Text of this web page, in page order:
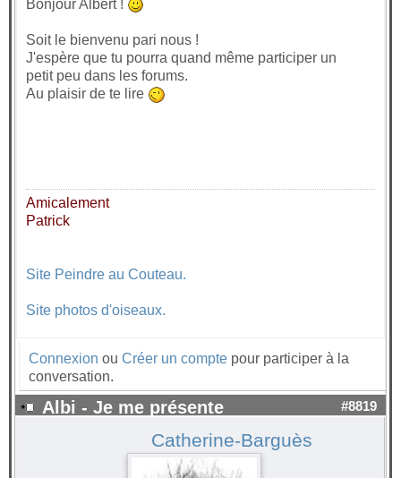
Bonjour Albert !
Soit le bienvenu pari nous !
J'espère que tu pourra quand même participer un
petit peu dans les forums.
Au plaisir de te lire
Amicalement
Patrick
Site Peindre au Couteau.
Site photos d'oiseaux.
Connexion ou Créer un compte pour participer à la
conversation.
Albi - Je me présente #8819
Catherine-Barguès